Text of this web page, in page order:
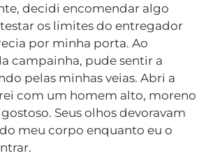
decidi encomendar algo
os limites do entregador
por minha porta. Ao
campainha, pude sentir a
pelas minhas veias. Abri a
com um homem alto, moreno
Seus olhos devoravam
meu corpo enquanto eu o